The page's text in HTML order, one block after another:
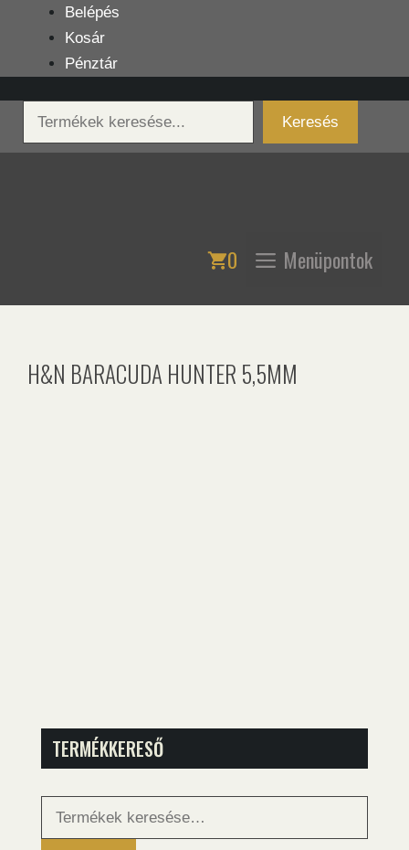
tartalomba
Belépés
Kosár
Pénztár
Keresés
Keresés
0 Menüpontok
H&N BARACUDA HUNTER 5,5MM
TERMÉKKERESŐ
Keresés